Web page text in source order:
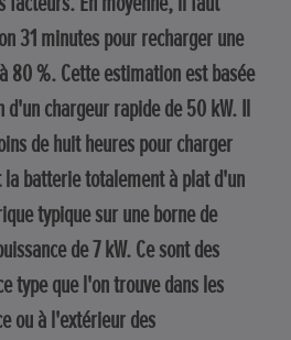
31 minutes pour recharger une
80 %. Cette estimation est basée
chargeur rapide de 50 kW. Il
de huit heures pour charger
batterie totalement à plat d'un
typique sur une borne de
de 7 kW. Ce sont des
type que l'on trouve dans les
ou à l'extérieur des